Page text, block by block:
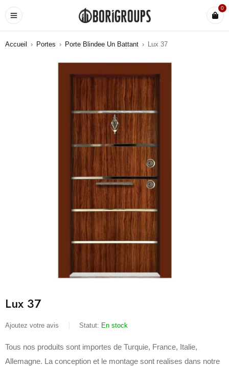
0
Accueil › Portes › Porte Blindee Un Battant › Lux 37
Lux 37
Ajoutez votre avis Statut: En stock
Tous nos produits sont importes de Turquie, France, Italie,
Allemagne. La conception et le montage sont realises dans notre